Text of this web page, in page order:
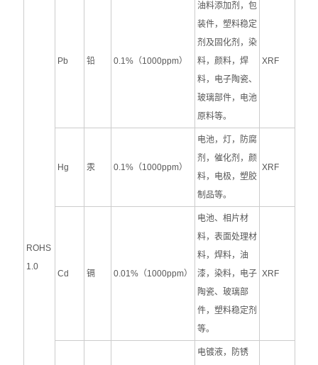
ROHS
1.0
Pb 铅 0.1%（1000ppm）
油料添加剂，包
装件，塑料稳定
剂及固化剂，染
料，颜料，焊
料，电子陶瓷、
玻璃部件，电池
原料等。
XRF
Hg 汞 0.1%（1000ppm）
电池，灯，防腐
剂，催化剂，颜
料，电极，塑胶
制品等。
XRF
Cd 镉 0.01%（1000ppm）
电池、相片材
料，表面处理材
料，焊料，油
漆，染料，电子
陶瓷、玻璃部
件，塑料稳定剂
等。
XRF
电镀液，防锈